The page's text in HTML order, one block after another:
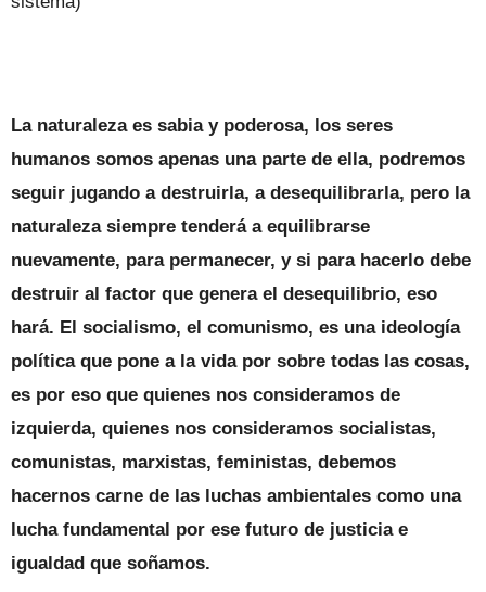
La naturaleza es sabia y poderosa, los seres
humanos somos apenas una parte de ella, podremos
seguir jugando a destruirla, a desequilibrarla, pero la
naturaleza siempre tenderá a equilibrarse
nuevamente, para permanecer, y si para hacerlo debe
destruir al factor que genera el desequilibrio, eso
hará. El socialismo, el comunismo, es una ideología
política que pone a la vida por sobre todas las cosas,
es por eso que quienes nos consideramos de
izquierda, quienes nos consideramos socialistas,
comunistas, marxistas, feministas, debemos
hacernos carne de las luchas ambientales como una
lucha fundamental por ese futuro de justicia e
igualdad que soñamos.